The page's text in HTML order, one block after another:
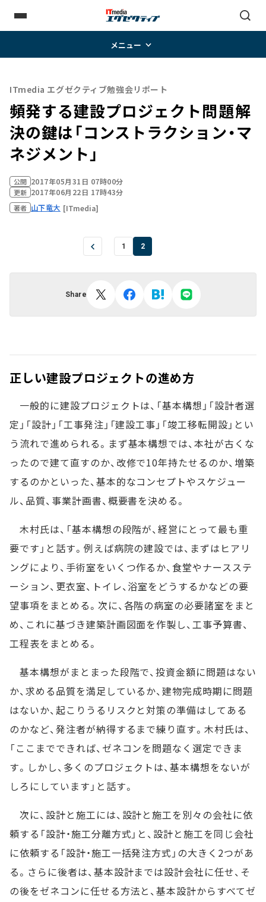
メニュー
ITmedia エグゼクティブ勉強会リポート
頻発する建設プロジェクト問題――解
決の鍵は「コンストラクション・マ
ネジメント」
公開 2017年05月31日 07時00分
更新 2017年06月22日 17時43分
著者 山下竜大 [ITmedia]
1 2
Share
正しい建設プロジェクトの進め方
一般的に建設プロジェクトは、「基本構想」「設計者選
定」「設計」「工事発注」「建設工事」「竣工移転開設」とい
う流れで進められる。まず基本構想では、本社が古くな
ったので建て直すのか、改修で10年持たせるのか、増築
するのかといった、基本的なコンセプトやスケジュー
ル、品質、事業計画書、概要書を決める。
木村氏は、「基本構想の段階が、経営にとって最も重
要です」と話す。例えば病院の建設では、まずはヒアリ
ングにより、手術室をいくつ作るか、食堂やナースステ
ーション、更衣室、トイレ、浴室をどうするかなどの要
望事項をまとめる。次に、各階の病室の必要諸室をまと
め、これに基づき建築計画図面を作製し、工事予算書、
工程表をまとめる。
基本構想がまとまった段階で、投資金額に問題はない
か、求める品質を満足しているか、建物完成時期に問題
はないか、起こりうるリスクと対策の準備はしてある
のかなど、発注者が納得するまで練り直す。木村氏は、
「ここまでできれば、ゼネコンを問題なく選定できま
す。しかし、多くのプロジェクトは、基本構想をないが
しろにしています」と話す。
次に、設計と施工には、設計と施工を別々の会社に依
頼する「設計・施工分離方式」と、設計と施工を同じ会社
に依頼する「設計・施工一括発注方式」の大きく2つがあ
る。さらに後者は、基本設計までは設計会社に任せ、そ
の後をゼネコンに任せる方法と、基本設計からすべてゼ